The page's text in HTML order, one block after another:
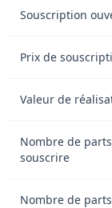
Souscription
Prix de
Valeur de
Nombre de
souscrire
Nombre de